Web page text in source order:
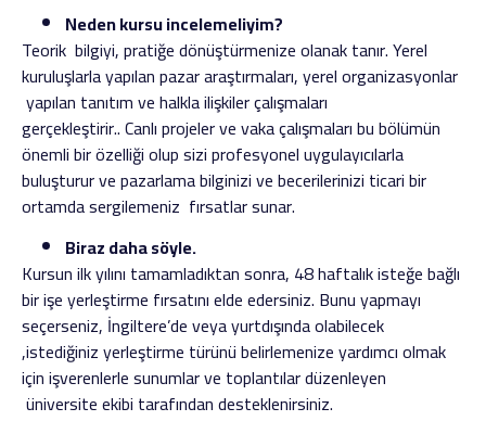
Neden kursu incelemeliyim?
Teorik bilgiyi, pratiğe dönüştürmenize olanak tanır. Yerel
kuruluşlarla yapılan pazar araştırmaları, yerel organizasyonlar
yapılan tanıtım ve halkla ilişkiler çalışmaları
gerçekleştirir.. Canlı projeler ve vaka çalışmaları bu bölümün
önemli bir özelliği olup sizi profesyonel uygulayıcılarla
buluşturur ve pazarlama bilginizi ve becerilerinizi ticari bir
ortamda sergilemeniz fırsatlar sunar.
Biraz daha söyle.
Kursun ilk yılını tamamladıktan sonra, 48 haftalık isteğe bağlı
bir işe yerleştirme fırsatını elde edersiniz. Bunu yapmayı
seçerseniz, İngiltere’de veya yurtdışında olabilecek
,istediğiniz yerleştirme türünü belirlemenize yardımcı olmak
için işverenlerle sunumlar ve toplantılar düzenleyen
üniversite ekibi tarafından desteklenirsiniz.